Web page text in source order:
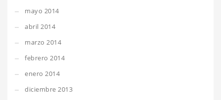
mayo 2014
abril 2014
marzo 2014
febrero 2014
enero 2014
diciembre 2013